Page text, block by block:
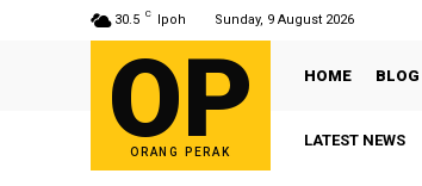
30.5 C Ipoh Sunday, 9 August 2026
OP
ORANG PERAK
HOME BLOG
LATEST NEWS